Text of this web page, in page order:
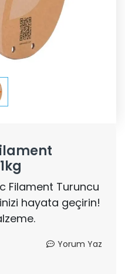
Filament Turuncu
hayata geçirin!
Yorum Yaz